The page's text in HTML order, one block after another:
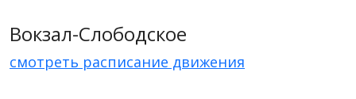
Вокзал-Слободское
смотреть расписание движения